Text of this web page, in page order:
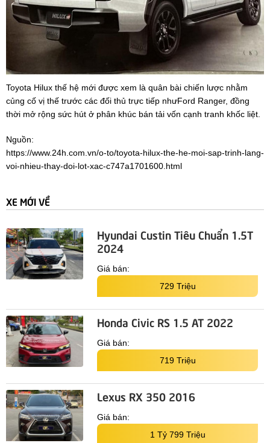
Toyota Hilux thế hệ mới được xem là quân bài chiến lược nhằm
củng cố vị thế trước các đối thủ trực tiếp nhưFord Ranger, đồng
thời mở rộng sức hút ở phân khúc bán tải vốn cạnh tranh khốc liệt.
Nguồn:
https://www.24h.com.vn/o-to/toyota-hilux-the-he-moi-sap-trinh-lang-
voi-nhieu-thay-doi-lot-xac-c747a1701600.html
XE MỚI VỀ
Hyundai Custin Tiêu Chuẩn 1.5T
2024
Giá bán:
729 Triệu
Honda Civic RS 1.5 AT 2022
Giá bán:
719 Triệu
Lexus RX 350 2016
Giá bán:
1 Tỷ 799 Triệu